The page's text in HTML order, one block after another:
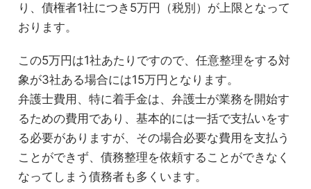
り、債権者1社につき5万円（税別）が上限となって
おります。
この5万円は1社あたりですので、任意整理をする対
象が3社ある場合には15万円となります。
弁護士費用、特に着手金は、弁護士が業務を開始す
るための費用であり、基本的には一括で支払いをす
る必要がありますが、その場合必要な費用を支払う
ことができず、債務整理を依頼することができなく
なってしまう債務者も多くいます。